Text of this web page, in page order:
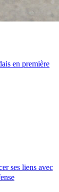
en première
ses liens avec